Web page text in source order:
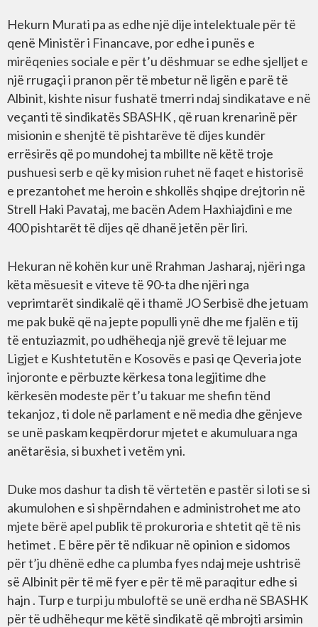
Hekurn Murati pa as edhe një dije intelektuale për të
qenë Ministër i Financave, por edhe i punës e
mirëqenies sociale e për t’u dëshmuar se edhe sjelljet e
një rrugaçi i pranon për të mbetur në ligën e parë të
Albinit, kishte nisur fushatë tmerri ndaj sindikatave e në
veçanti të sindikatës SBASHK , që ruan krenarinë për
misionin e shenjtë të pishtarëve të dijes kundër
errësirës që po mundohej ta mbillte në këtë troje
pushuesi serb e që ky mision ruhet në faqet e historisë
e prezantohet me heroin e shkollës shqipe drejtorin në
Strell Haki Pavataj, me bacën Adem Haxhiajdini e me
400 pishtarët të dijes që dhanë jetën për liri.
Hekuran në kohën kur unë Rrahman Jasharaj, njëri nga
këta mësuesit e viteve të 90-ta dhe njëri nga
veprimtarët sindikalë që i thamë JO Serbisë dhe jetuam
me pak bukë që na jepte populli ynë dhe me fjalën e tij
të entuziazmit, po udhëheqja një grevë të lejuar me
Ligjet e Kushtetutën e Kosovës e pasi qe Qeveria jote
injoronte e përbuzte kërkesa tona legjitime dhe
kërkesën modeste për t’u takuar me shefin tënd
tekanjoz , ti dole në parlament e në media dhe gënjeve
se unë paskam keqpërdorur mjetet e akumuluara nga
anëtarësia, si buxhet i vetëm yni.
Duke mos dashur ta dish të vërtetën e pastër si loti se si
akumulohen e si shpërndahen e administrohet me ato
mjete bërë apel publik të prokuroria e shtetit që të nis
hetimet . E bëre për të ndikuar në opinion e sidomos
për t’ju dhënë edhe ca plumba fyes ndaj meje ushtrisë
së Albinit për të më fyer e për të më paraqitur edhe si
hajn . Turp e turpi ju mbuloftë se unë erdha në SBASHK
për të udhëhequr me këtë sindikatë që mbrojti arsimin